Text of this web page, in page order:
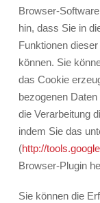
Browser-
hin, dass Sie in
Funktionen
können. Sie
das Cookie
bezogenen
die Verarbeitung
indem Sie das
(http://
Browser-Plugin
Sie können die